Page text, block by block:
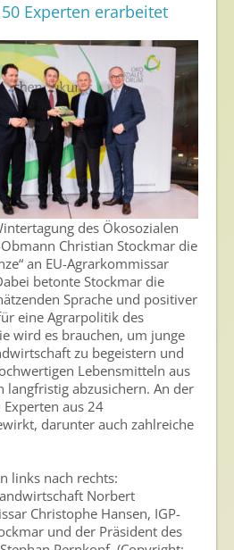
Leergebinden
Experten erarbeitet
des Ökosozialen
Christian Stockmar die
an EU-Agrarkommissar
betonte Stockmar die
Sprache und positiver
eine Agrarpolitik des
wird es brauchen, um junge
zu begeistern und
Lebensmitteln aus
langfristig abzusichern. An der
aus 24
darunter auch zahlreiche
links nach rechts:
Norbert
Christophe Hansen, IGP-
und der Präsident des